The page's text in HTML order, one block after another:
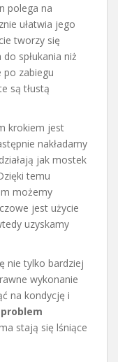
polega na
ułatwia jego
tworzy się
spłukania niż
po zabiegu
są tłustą
krokiem jest
nakładamy
jak mostek
temu
możemy
jest użycie
uzyskamy
nie tylko bardziej
wykonanie
na kondycję i
stają się lśniące